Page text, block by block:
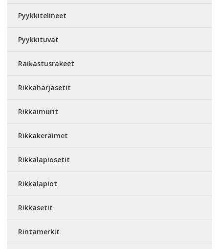
Pyykkitelineet
Pyykkituvat
Raikastusrakeet
Rikkaharjasetit
Rikkaimurit
Rikkakeräimet
Rikkalapiosetit
Rikkalapiot
Rikkasetit
Rintamerkit